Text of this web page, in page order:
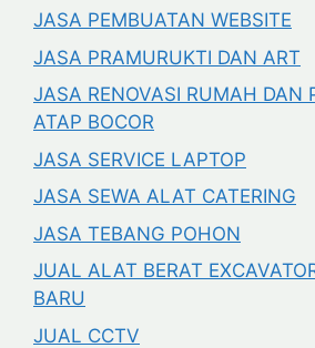
JASA PEMBUATAN WEBSITE
JASA PRAMURUKTI DAN ART
JASA RENOVASI RUMAH DAN
ATAP BOCOR
JASA SERVICE LAPTOP
JASA SEWA ALAT CATERING
JASA TEBANG POHON
JUAL ALAT BERAT
BARU
JUAL CCTV